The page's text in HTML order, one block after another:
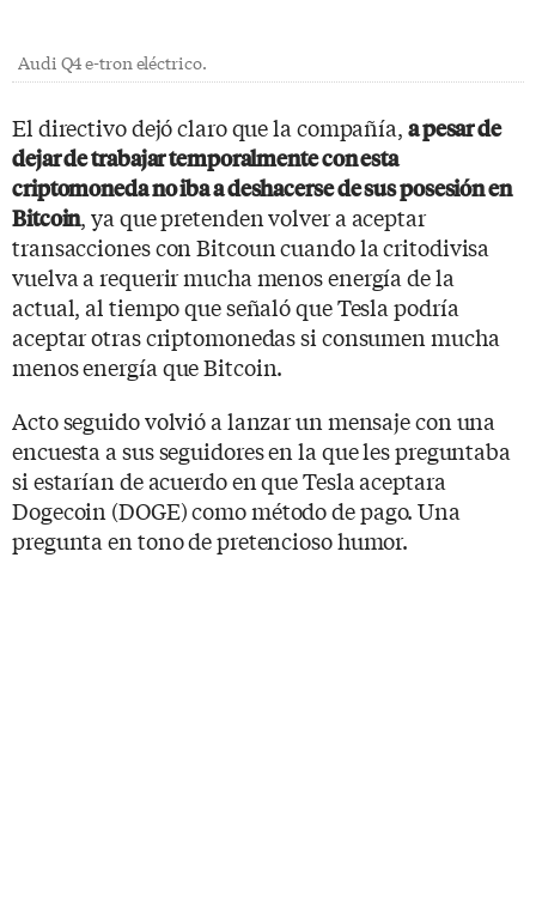
Audi Q4 e-tron eléctrico.
El directivo dejó claro que la compañía, a pesar de
dejar de trabajar temporalmente con esta
criptomoneda no iba a deshacerse de sus posesión en
Bitcoin, ya que pretenden volver a aceptar
transacciones con Bitcoun cuando la critodivisa
vuelva a requerir mucha menos energía de la
actual, al tiempo que señaló que Tesla podría
aceptar otras criptomonedas si consumen mucha
menos energía que Bitcoin.
Acto seguido volvió a lanzar un mensaje con una
encuesta a sus seguidores en la que les preguntaba
si estarían de acuerdo en que Tesla aceptara
Dogecoin (DOGE) como método de pago. Una
pregunta en tono de pretencioso humor.